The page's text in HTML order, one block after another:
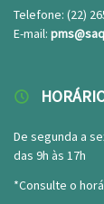
Telefone: (22)
E-mail:
De segunda a
das 9h às 17h
*Consulte o